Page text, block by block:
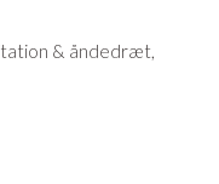
& åndedræt,